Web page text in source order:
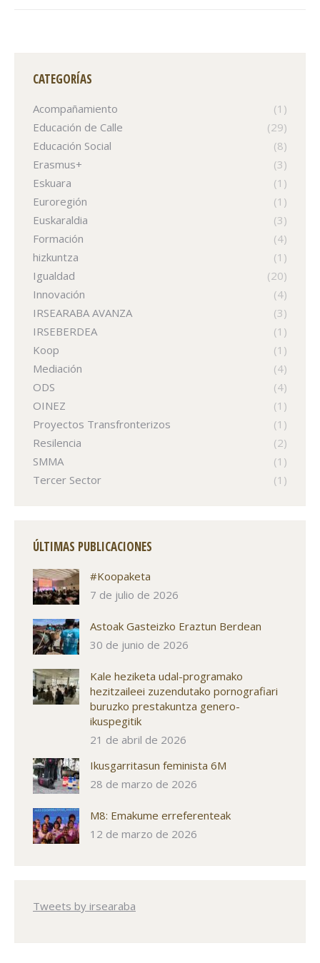
CATEGORÍAS
Acompañamiento
(1)
Educación de Calle
(29)
Educación Social
(8)
Erasmus+
(3)
Eskuara
(1)
Euroregión
(1)
Euskaraldia
(3)
Formación
(4)
hizkuntza
(1)
Igualdad
(20)
Innovación
(4)
IRSEARABA AVANZA
(3)
IRSEBERDEA
(1)
Koop
(1)
Mediación
(4)
ODS
(4)
OINEZ
(1)
Proyectos Transfronterizos
(1)
Resilencia
(2)
SMMA
(1)
Tercer Sector
(1)
ÚLTIMAS PUBLICACIONES
#Koopaketa
7 de julio de 2026
Astoak Gasteizko Eraztun Berdean
30 de junio de 2026
Kale heziketa udal-programako
hezitzaileei zuzendutako pornografiari
buruzko prestakuntza genero-
ikuspegitik
21 de abril de 2026
Ikusgarritasun feminista 6M
28 de marzo de 2026
M8: Emakume erreferenteak
12 de marzo de 2026
Tweets by irsearaba